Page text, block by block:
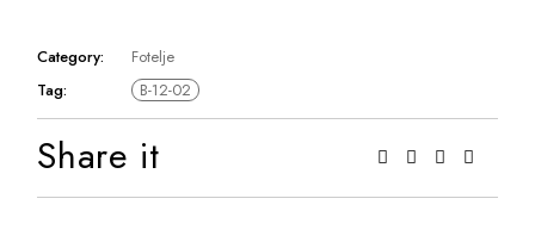
Category:
Fotelje
Tag:
B-12-02
Share it